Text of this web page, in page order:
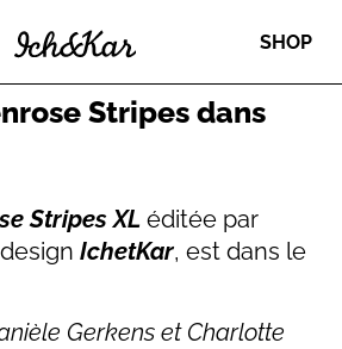
SHOP
Stripes dans
Stripes XL éditée par
IchetKar, est dans le
Gerkens et Charlotte